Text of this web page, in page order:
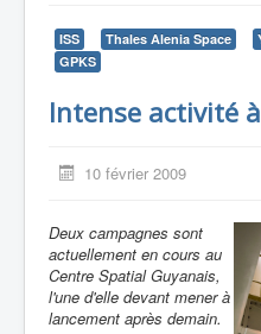
ISS Thales Alenia Space
GPKS
Intense activité
10 février 2009
Deux campagnes sont
actuellement en cours au
Centre Spatial Guyanais,
l'une d'elle devant mener à
lancement après demain.